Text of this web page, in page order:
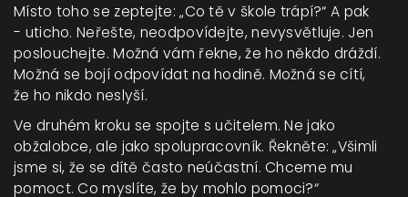
Místo toho se zeptejte: „Co tě v škole trápí?“ A pak
- uticho. Neřešte, neodpovídejte, nevysvětluje. Jen
poslouchejte. Možná vám řekne, že ho někdo dráždí.
Možná se bojí odpovídat na hodině. Možná se cítí,
že ho nikdo neslyší.
Ve druhém kroku se spojte s učitelem. Ne jako
obžalobce, ale jako spolupracovník. Řekněte: „Všimli
jsme si, že se dítě často neúčastní. Chceme mu
pomoct. Co myslíte, že by mohlo pomoci?“